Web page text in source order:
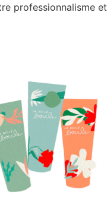
professionnalisme et